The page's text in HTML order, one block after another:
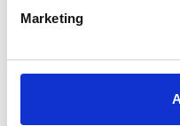
Marketing